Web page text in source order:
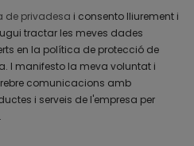
de privadesa i consento lliurement i
tractar les meves dades
en la política de protecció de
I manifesto la meva voluntat i
rebre comunicacions amb
i serveis de l'empresa per